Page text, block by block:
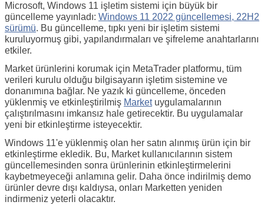
Microsoft, Windows 11 işletim sistemi için büyük bir
güncelleme yayınladı: Windows 11 2022 güncellemesi, 22H2
sürümü. Bu güncelleme, tıpkı yeni bir işletim sistemi
kuruluyormuş gibi, yapılandırmaları ve şifreleme anahtarlarını
etkiler.
Market ürünlerini korumak için MetaTrader platformu, tüm
verileri kurulu olduğu bilgisayarın işletim sistemine ve
donanımına bağlar. Ne yazık ki güncelleme, önceden
yüklenmiş ve etkinleştirilmiş Marketuygulamalarının
çalıştırılmasını imkansız hale getirecektir. Bu uygulamalar
yeni bir etkinleştirme isteyecektir.
Windows 11'e yüklenmiş olan her satın alınmış ürün için bir
etkinleştirme ekledik. Bu, Market kullanıcılarının sistem
güncellemesinden sonra ürünlerinin etkinleştirmelerini
kaybetmeyeceği anlamına gelir. Daha önce indirilmiş demo
ürünler devre dışı kaldıysa, onları Marketten yeniden
indirmeniz yeterli olacaktır.